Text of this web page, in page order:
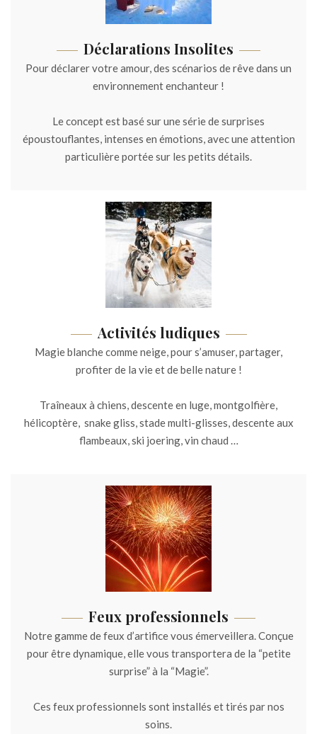
Déclarations Insolites
Pour déclarer votre amour, des scénarios de rêve dans un
environnement enchanteur !
Le concept est basé sur une série de surprises
époustouflantes, intenses en émotions, avec une attention
particulière portée sur les petits détails.
Activités ludiques
Magie blanche comme neige, pour s’amuser, partager,
profiter de la vie et de belle nature !
Traîneaux à chiens, descente en luge, montgolfière,
hélicoptère, snake gliss, stade multi-glisses, descente aux
flambeaux, ski joering, vin chaud …
Feux professionnels
Notre gamme de feux d’artifice vous émerveillera. Conçue
pour être dynamique, elle vous transportera de la “petite
surprise” à la “Magie”.
Ces feux professionnels sont installés et tirés par nos
soins.